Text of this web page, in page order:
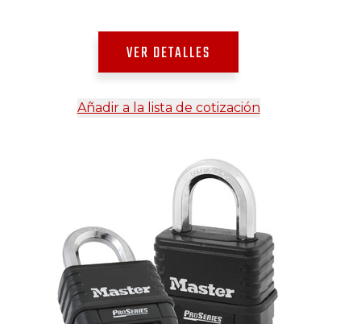
VER DETALLES
Añadir a la lista de cotización